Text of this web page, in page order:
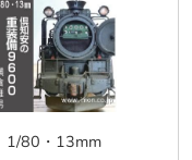
1/80・13mm